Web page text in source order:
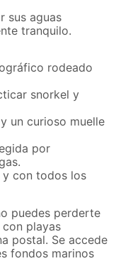
sus aguas
tranquilo.
rodeado
snorkel y
un curioso muelle
por
y con todos los
puedes perderte
con playas
postal. Se accede
fondos marinos